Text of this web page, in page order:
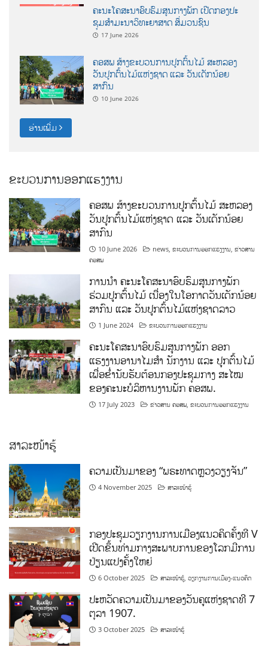
ຄະນະໂຄສະນາອົບຮົມສູນກາງພັກ ເປີດກອງປະ
ຊຸມສຳມະນາວິທະຍາສາດ ສຶ່ມວນຊົນ
17 June 2026
ຄອສພ ສ້າງຂະບວນການປູກຕົ້ນໄມ້ ສະຫລອງ
ວັນປູກຕົ້ນໄມ້ແຫ່ງຊາດ ແລະ ວັນເດັກນ້ອຍ
ສາກົນ
10 June 2026
ອ່ານເພີ່ມ
ຂະບວນການອອກແຮງງານ
ຄອສພ ສ້າງຂະບວນການປູກຕົ້ນໄມ້ ສະຫລອງ
ວັນປູກຕົ້ນໄມ້ແຫ່ງຊາດ ແລະ ວັນເດັກນ້ອຍ
ສາກົນ
10 June 2026 news,ຂະບວນການອອກແຮງງານ,ຂ່າວສານ
ຄອສພ
ການນໍາ ຄະນະໂຄສະນາອົບຮົມສູນກາງພັກ
ຮ່ວມປູກຕົ້ນໄມ້ ເນື່ອງໃນໂອກາດວັນເດັກນ້ອຍ
ສາກົນ ແລະ ວັນປູກຕົ້ນໄມ້ແຫ່ງຊາດລາວ
1 June 2024 ຂະບວນການອອກແຮງງານ
ຄະນະໂຄສະນາອົບຮົມສູນກາງພັກ ອອກ
ແຮງງານອານາໄມສໍາ ນັກງານ ແລະ ປູກຕົ້ນໄມ້
ເພື່ອຂໍ່ານັບຮັບຕ້ອນກອງປະຊຸມກາງ ສະໄໝ
ຂອງຄະນະບໍລິຫານງານພັກ ຄອສພ.
17 July 2023 ຂ່າວສານ ຄອສພ,ຂະບວນການອອກແຮງງານ
ສາລະໜ້າຮູ້
ຄວາມເປັນມາຂອງ “ພຣະທາດຫຼວງວຽງຈັນ”
4 November 2025 ສາລະໜ້າຮູ້
ກອງປະຊຸມວຽກງານການເມືອງແນວຄິດຄັ້ງທີ V
ເປີດຂຶ້ນທ່າມກາງສະພາບການຂອງໂລກມີການ
ປ່ຽນແປງຄັ້ງໃຫຍ່
6 October 2025 ສາລະໜ້າຮູ້ ,ວຽກງານການເມືອງ-ແນວຄິດ
ປະຫວັດຄວາມເປັນມາຂອງວັນຄູແຫ່ງຊາດທີ 7
ຕຸລາ 1907.
3 October 2025 ສາລະໜ້າຮູ້